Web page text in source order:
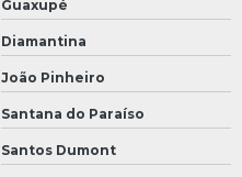
Guaxupé
Diamantina
João Pinheiro
Santana do Paraíso
Santos Dumont